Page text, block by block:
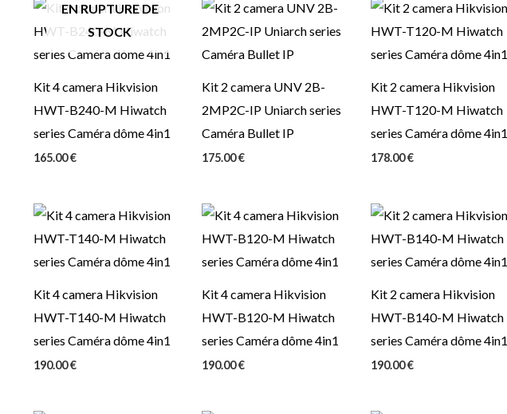
EN RUPTURE DE
STOCK
Kit 4 camera Hikvision
HWT-B240-M Hiwatch
series Caméra dôme 4in1
165.00€
Kit 2 camera UNV 2B-
2MP2C-IP Uniarch series
Caméra Bullet IP
175.00€
Kit 2 camera Hikvision
HWT-T120-M Hiwatch
series Caméra dôme 4in1
178.00€
Kit 4 camera Hikvision
HWT-T140-M Hiwatch
series Caméra dôme 4in1
190.00€
Kit 4 camera Hikvision
HWT-B120-M Hiwatch
series Caméra dôme 4in1
190.00€
Kit 2 camera Hikvision
HWT-B140-M Hiwatch
series Caméra dôme 4in1
190.00€